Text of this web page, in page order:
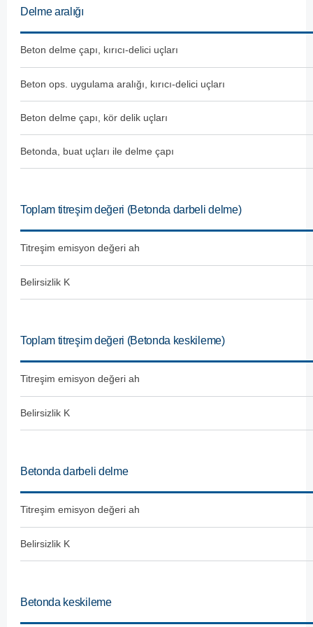
Delme aralığı
Beton delme çapı, kırıcı-delici uçları
Beton ops. uygulama aralığı, kırıcı-delici uçları
Beton delme çapı, kör delik uçları
Betonda, buat uçları ile delme çapı
Toplam titreşim değeri (Betonda darbeli delme)
Titreşim emisyon değeri ah
Belirsizlik K
Toplam titreşim değeri (Betonda keskileme)
Titreşim emisyon değeri ah
Belirsizlik K
Betonda darbeli delme
Titreşim emisyon değeri ah
Belirsizlik K
Betonda keskileme